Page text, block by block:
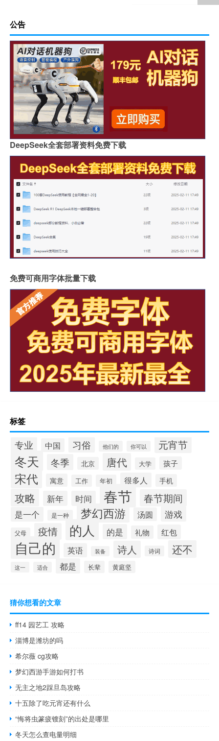
公告
DeepSeek全套部署资料免费下载
免费可商用字体批量下载
标签
专业 中国 习俗 他们的 你可以 元宵节
冬天 冬季 北京 唐代 大学 孩子
宋代 寓意 工作 年初 很多人 手机
攻略 新年 时间 春节 春节期间
是一个 是一种 梦幻西游 汤圆 游戏
父母 疫情 的人 的是 礼物 红包
自己的 英语 装备 诗人 诗词 还不
这一 适合 都是 长辈 黄庭坚
猜你想看的文章
ff14 园艺工 攻略
淄博是潍坊的吗
希尔薇 cg攻略
梦幻西游手游如何打书
无主之地2踩旦岛攻略
十五除了吃元宵还有什么
“悔将虫篆疲锼刻”的出处是哪里
冬天怎么查电量明细